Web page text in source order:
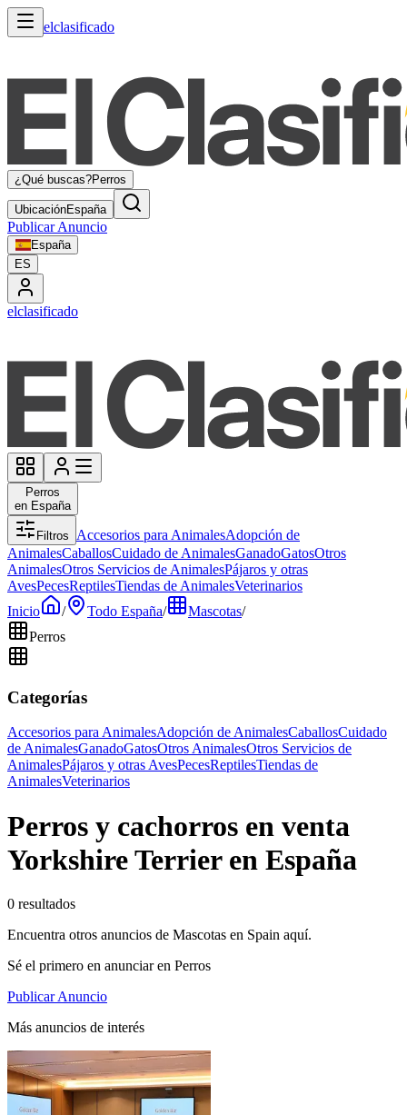
elclasificado
¿Qué buscas?Perros
UbicaciónEspaña
Publicar Anuncio
España
ES
elclasificado
Perros
en España
Filtros Accesorios para AnimalesAdopción de
AnimalesCaballosCuidado de AnimalesGanadoGatosOtros
AnimalesOtros Servicios de AnimalesPájaros y otras
AvesPecesReptilesTiendas de AnimalesVeterinarios
Inicio
/ Todo España/ Mascotas/
Perros
Categorías
Accesorios para AnimalesAdopción de AnimalesCaballosCuidado
de AnimalesGanadoGatosOtros AnimalesOtros Servicios de
AnimalesPájaros y otras AvesPecesReptilesTiendas de
AnimalesVeterinarios
Perros y cachorros en venta
Yorkshire Terrier en España
0 resultados
Encuentra otros anuncios de Mascotas en Spain aquí.
Sé el primero en anunciar en Perros
Publicar Anuncio
Más anuncios de interés